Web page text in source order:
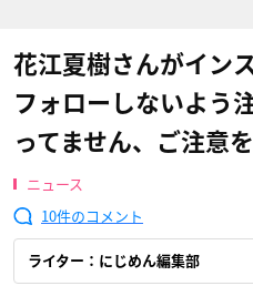
花江夏樹さんがイン
フォローしないよう
ってません、ご注意を
ニュース
10
ライター：にじめん編集部